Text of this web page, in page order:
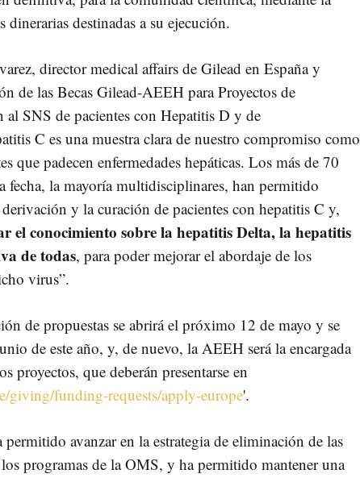
dinerarias destinadas a su ejecución.
director medical affairs de Gilead en España y
de las Becas Gilead-AEEH para Proyectos de
SNS de pacientes con Hepatitis D y de
C es una muestra clara de nuestro compromiso como
que padecen enfermedades hepáticas. Los más de 70
fecha, la mayoría multidisciplinares, han permitido
y la curación de pacientes con hepatitis C y,
el conocimiento sobre la hepatitis Delta, la hepatitis
de todas, para poder mejorar el abordaje de los
virus”.
de propuestas se abrirá el próximo 12 de mayo y se
de este año, y, de nuevo, la AEEH será la encargada
proyectos, que deberán presentarse en
giving/funding-requests/apply-europe'.
permitido avanzar en la estrategia de eliminación de las
programas de la OMS, y ha permitido mantener una